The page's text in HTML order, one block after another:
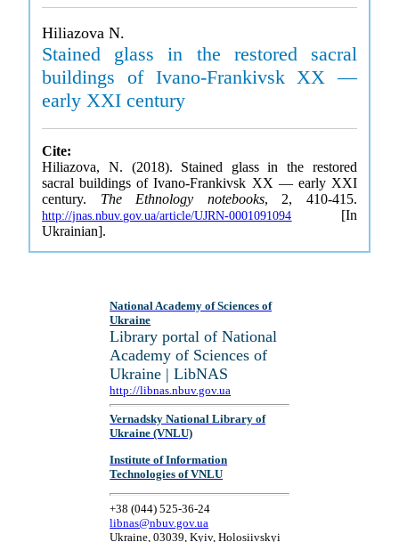
Hiliazova N.
Stained glass in the restored sacral
buildings of Ivano-Frankivsk XX —
early XXI century
Cite:
Hiliazova, N. (2018). Stained glass in the restored
sacral buildings of Ivano-Frankivsk XX — early XXI
century. The Ethnology notebooks, 2, 410-415.
http://jnas.nbuv.gov.ua/article/UJRN-0001091094 [In
Ukrainian].
National Academy of Sciences of
Ukraine
Library portal of National
Academy of Sciences of
Ukraine | LibNAS
http://libnas.nbuv.gov.ua
Vernadsky National Library of
Ukraine (VNLU)
Institute of Information
Technologies of VNLU
+38 (044) 525-36-24
libnas@nbuv.gov.ua
Ukraine, 03039, Kyiv, Holosiivskyi